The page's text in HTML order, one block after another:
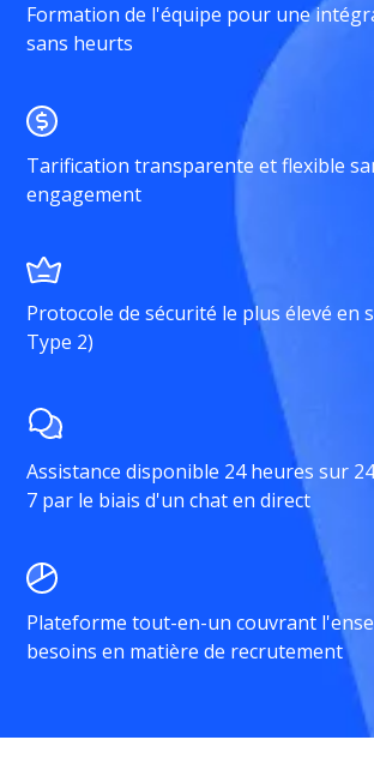
Formation de l'équipe pour une
sans heurts
Tarification transparente et flexible
engagement
Protocole de sécurité le plus élevé en
Type 2)
Assistance disponible 24 heures sur
7 par le biais d'un chat en direct
Plateforme tout-en-un couvrant
besoins en matière de recrutement